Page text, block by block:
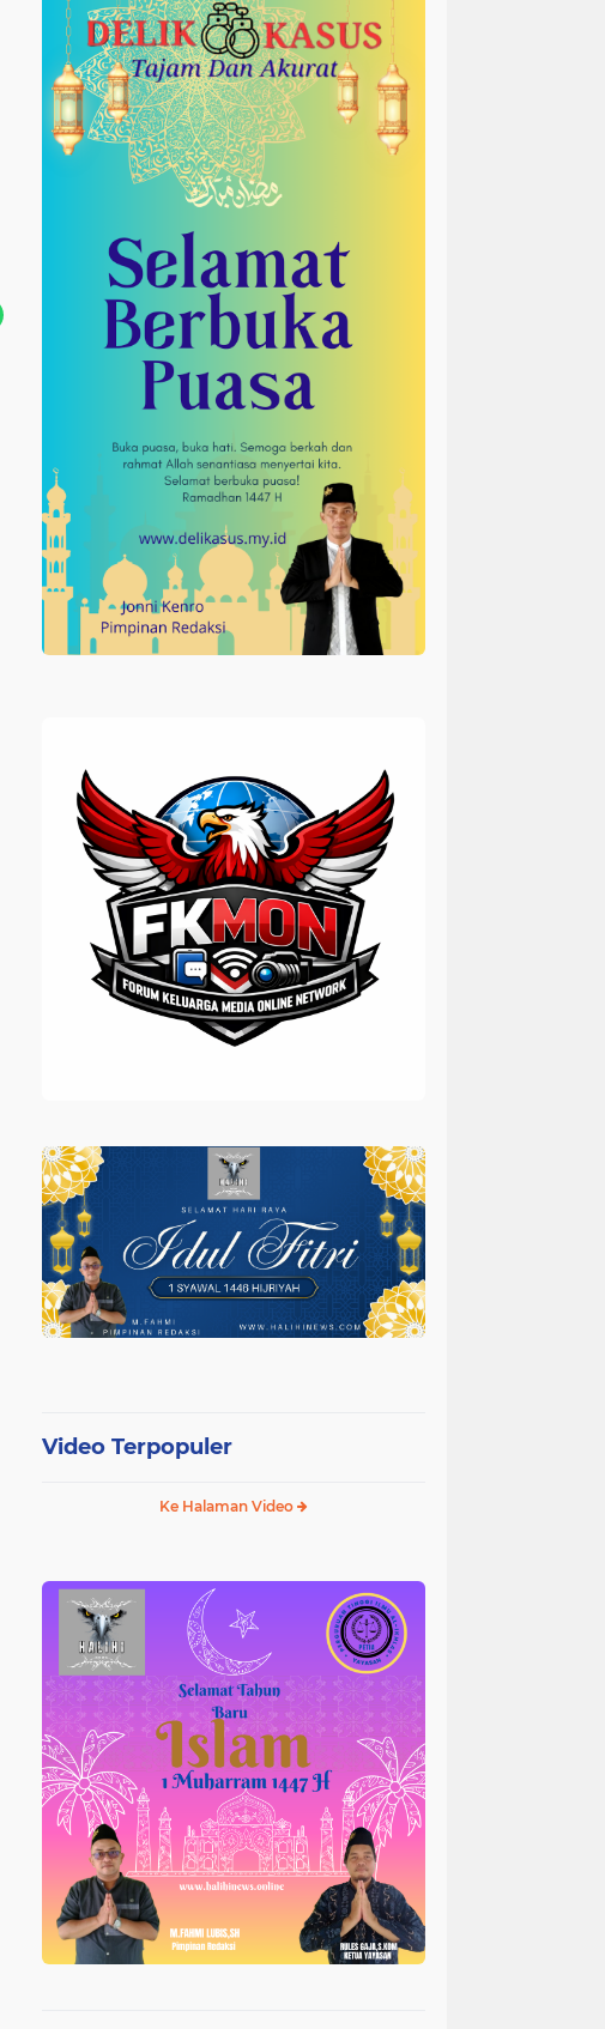
Video Terpopuler
Ke Halaman Video